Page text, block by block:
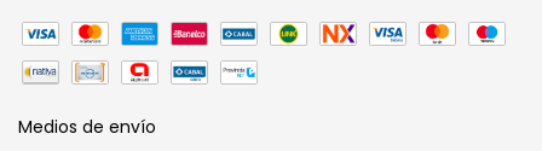
Medios de envío